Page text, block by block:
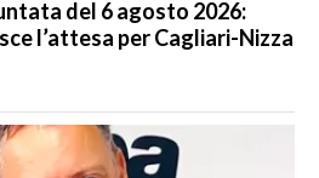
del 6 agosto 2026:
l’attesa per Cagliari-Nizza